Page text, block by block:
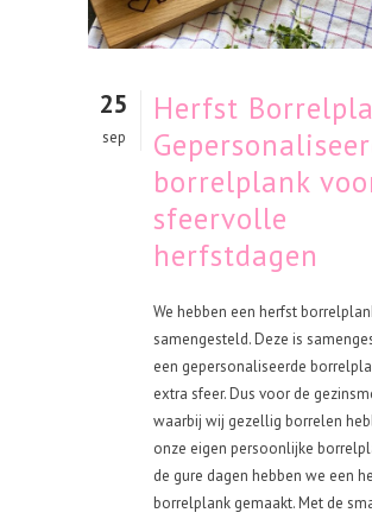
25
sep
Herfst
borrelplank
sfeervolle
herfstdagen
We hebben een herfst
samengesteld. Deze is
een gepersonaliseerde
extra sfeer. Dus voor de
waarbij wij gezellig borrelen
onze eigen persoonlijke
de gure dagen hebben we een
borrelplank gemaakt. Met de